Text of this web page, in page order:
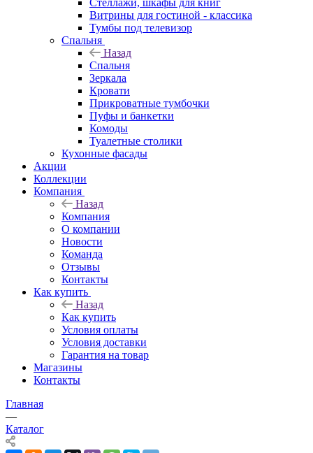
Стеллажи, шкафы для книг
Витрины для гостиной - классика
Тумбы под телевизор
Спальня
Назад
Спальня
Зеркала
Кровати
Прикроватные тумбочки
Пуфы и банкетки
Комоды
Туалетные столики
Кухонные фасады
Акции
Коллекции
Компания
Назад
Компания
О компании
Новости
Команда
Отзывы
Контакты
Как купить
Назад
Как купить
Условия оплаты
Условия доставки
Гарантия на товар
Магазины
Контакты
Главная
—
Каталог